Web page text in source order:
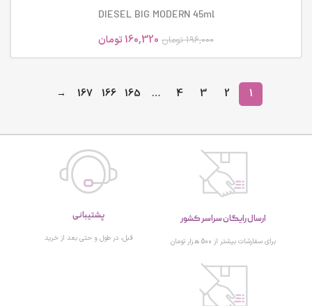
DIESEL BIG MODERN 45ml
196,000 تومان 160,320تومان
1
2
3
4
…
165
166
167
→
ارسال رایگان سراسر کشور
برای سفارشات بیشتر از 500 هزار تومان
پشتیبانی
قبل، در طول و حتی بعد از خرید